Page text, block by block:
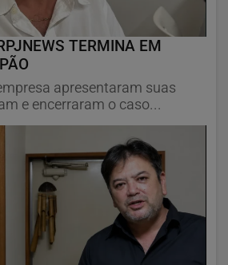
TERMINA EM
apresentaram suas
e encerraram o caso...